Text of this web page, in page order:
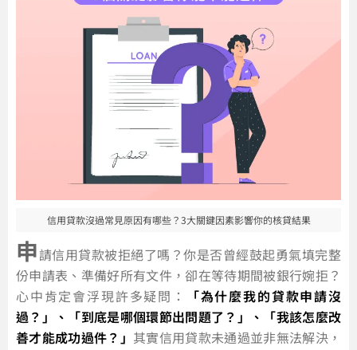
信用貸款沒過常見原因有哪些？3大關鍵因素影響你的核貸結果
申請信用貸款被拒絕了嗎？你是否曾經鼓起勇氣填完整
份申請表、準備好所有文件，卻在等待期間被銀行婉拒？
心中肯定會浮現許多疑問：
「為什麼我的貸款申請沒
過？」、「到底是哪個環節出問題了？」、「我該怎麼改
善才能成功過件？」 其實信用貸款未通過並非無法解決，